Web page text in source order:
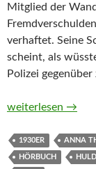
Mitglied der
verhaftet. Seine
scheint, als
Polizei gegenüber
Fräulein Gold.
weiterlesen →
1930ER ANNA
HÖRBUCH